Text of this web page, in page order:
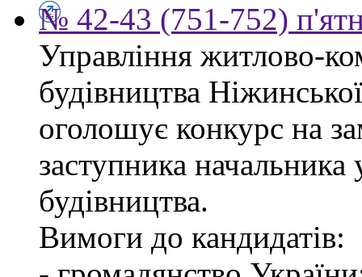
№ 42-43 (751-752)
Управління житлово-
будівництва
оголошує конкурс на
заступника
будівництва.
Вимоги до кандидатів: